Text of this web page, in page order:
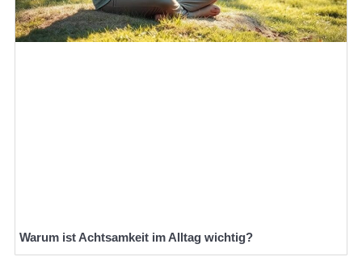
Warum ist Achtsamkeit im Alltag wichtig?